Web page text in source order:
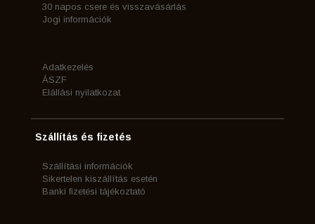
30 napos csere és visszavásárlás
Jogi információk
Adatkezelés
ÁSZF
Elállási nyilatkozat
Szállítás és fizetés
Szállítási információk
Sikertelen kiszállítás esetén
Banki fizetési tájékoztató